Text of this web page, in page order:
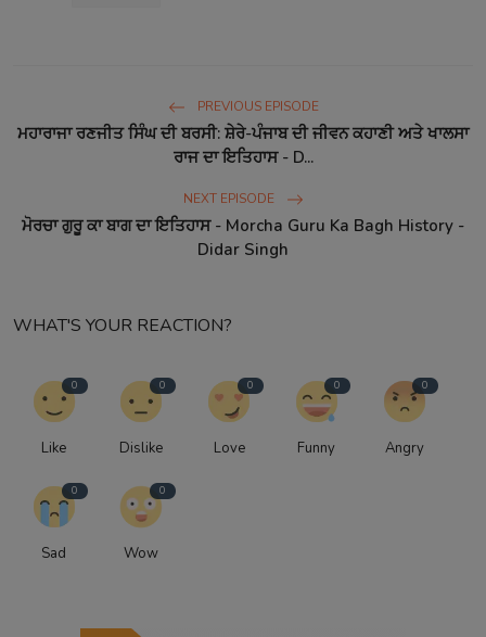
PREVIOUS EPISODE
ਮਹਾਰਾਜਾ ਰਣਜੀਤ ਸਿੰਘ ਦੀ ਬਰਸੀ: ਸ਼ੇਰੇ-ਪੰਜਾਬ ਦੀ ਜੀਵਨ ਕਹਾਣੀ ਅਤੇ ਖਾਲਸਾ
ਰਾਜ ਦਾ ਇਤਿਹਾਸ - D...
NEXT EPISODE
ਮੋਰਚਾ ਗੁਰੂ ਕਾ ਬਾਗ ਦਾ ਇਤਿਹਾਸ - Morcha Guru Ka Bagh History -
Didar Singh
WHAT'S YOUR REACTION?
0
Like
0
Dislike
0
Love
0
Funny
0
Angry
0
Sad
0
Wow